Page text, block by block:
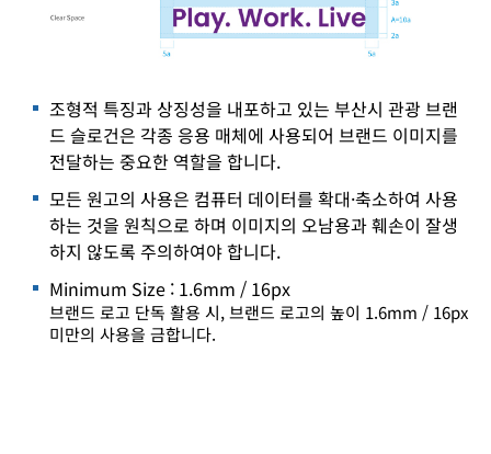
조형적 특징과 상징성을 내포하고 있는 부산시 관광 브랜
드 슬로건은 각종 응용 매체에 사용되어 브랜드 이미지를
전달하는 중요한 역할을 합니다.
모든 원고의 사용은 컴퓨터 데이터를 확대·축소하여 사용
하는 것을 원칙으로 하며 이미지의 오남용과 훼손이 잘생
하지 않도록 주의하여야 합니다.
Minimum Size : 1.6mm / 16px
브랜드 로고 단독 활용 시, 브랜드 로고의 높이 1.6mm / 16px
미만의 사용을 금합니다.